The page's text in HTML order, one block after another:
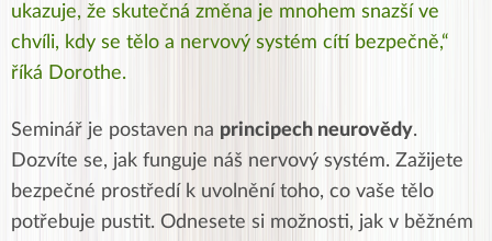
ukazuje, že skutečná změna je mnohem snazší ve
chvíli, kdy se tělo a nervový systém cítí bezpečně,“
říká Dorothe.
Seminář je postaven na principech neurovědy.
Dozvíte se, jak funguje náš nervový systém. Zažijete
bezpečné prostředí k uvolnění toho, co vaše tělo
potřebuje pustit. Odnesete si možnosti, jak v běžném